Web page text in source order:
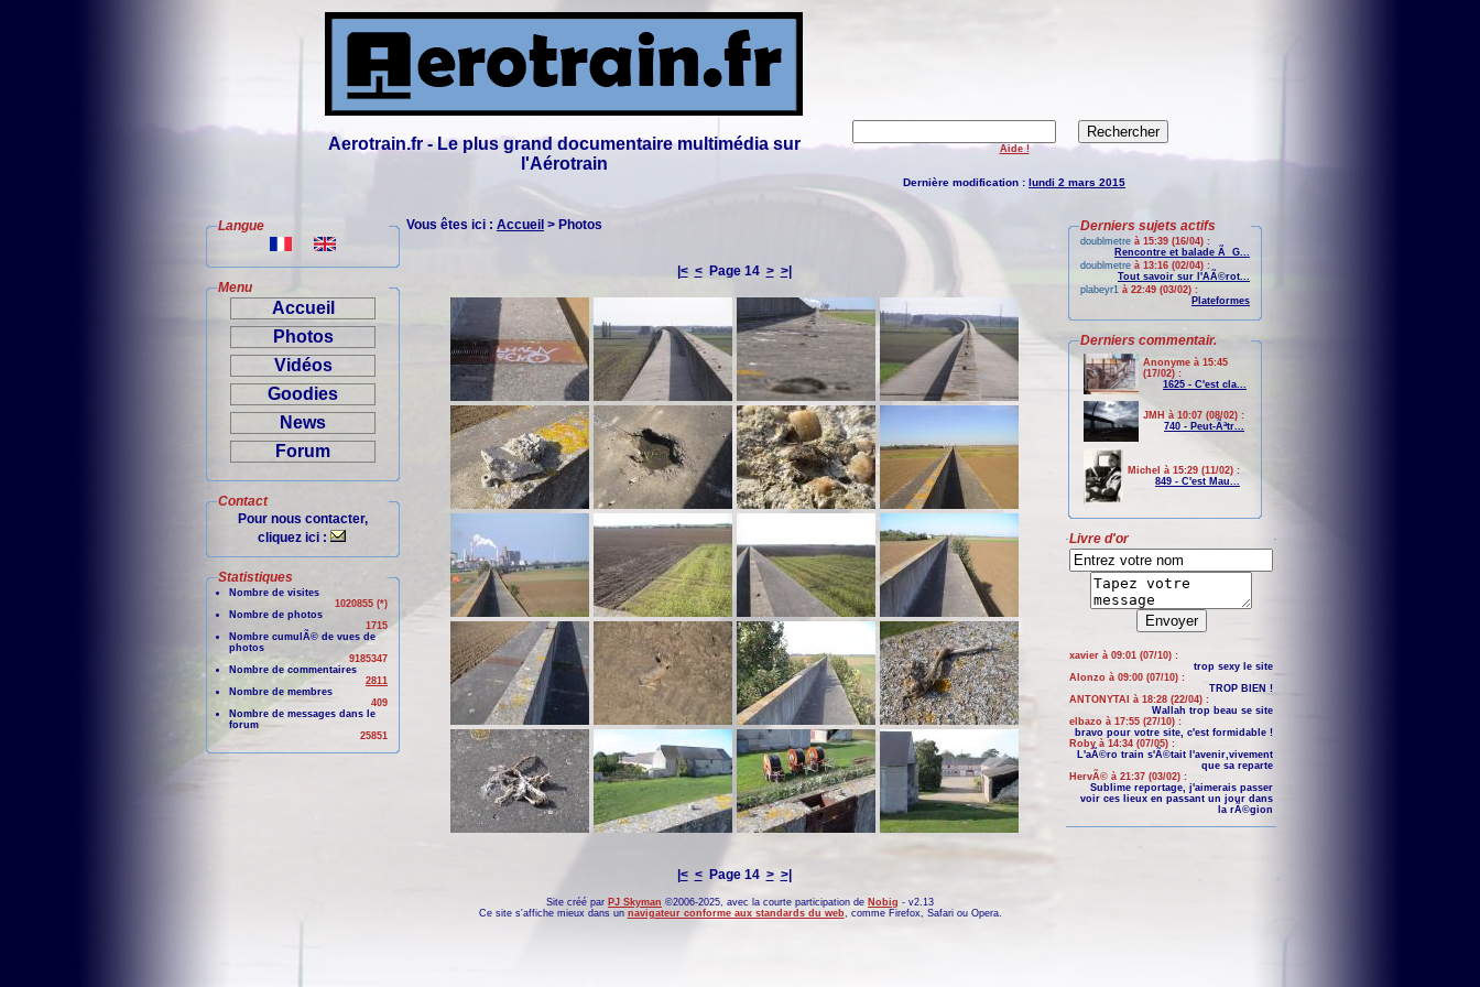
Aerotrain.fr - Le plus grand documentaire multimédia sur
l'Aérotrain
Aide !
Dernière modification : lundi 2 mars 2015
Langue
Menu
Accueil
Photos
Vidéos
Goodies
News
Forum
Contact
Pour nous contacter,
cliquez ici :
Statistiques
Nombre de visites
1020855 (*)
Nombre de photos
1715
Nombre cumulÃ© de vues de
photos
9185347
Nombre de commentaires
2811
Nombre de membres
409
Nombre de messages dans le
forum
25851
Vous êtes ici : Accueil > Photos
|< <Page 14 > >|
|< <Page 14 > >|
Derniers sujets actifs
doublmetre à 15:39 (16/04) :
Rencontre et balade Ã G...
doublmetre à 13:16 (02/04) :
Tout savoir sur l'AÃ©rot...
plabeyr1 à 22:49 (03/02) :
Plateformes
Derniers commentair.
Anonyme à 15:45
(17/02) :
1625 - C'est cla...
JMH à 10:07 (08/02) :
740 - Peut-Ãªtr...
Michel à 15:29 (11/02) :
849 - C'est Mau...
Livre d'or
xavier à 09:01 (07/10) :
trop sexy le site
Alonzo à 09:00 (07/10) :
TROP BIEN !
ANTONYTAI à 18:28 (22/04) :
Wallah trop beau se site
elbazo à 17:55 (27/10) :
bravo pour votre site, c'est formidable !
Roby à 14:34 (07/05) :
L'aÃ©ro train s'Ã©tait l'avenir,vivement
que sa reparte
HervÃ© à 21:37 (03/02) :
Sublime reportage, j'aimerais passer
voir ces lieux en passant un jour dans
la rÃ©gion
Site créé par PJ Skyman ©2006-2025, avec la courte participation de Nobig - v2.13
Ce site s'affiche mieux dans un navigateur conforme aux standards du web, comme Firefox, Safariou Opera.